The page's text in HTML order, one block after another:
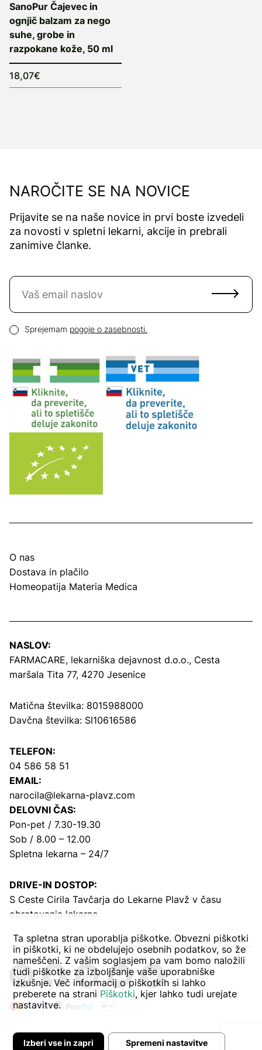
SanoPur Čajevec in
ognjič balzam za nego
suhe, grobe in
razpokane kože, 50 ml
18,07€
NAROČITE SE NA NOVICE
Prijavite se na naše novice in prvi boste izvedeli
za novosti v spletni lekarni, akcije in prebrali
zanimive članke.
Naročite se na novice
Pogoji zasebnosti
Sprejemam pogoje o zasebnosti.
O nas
Dostava in plačilo
Homeopatija Materia Medica
NASLOV:
FARMACARE, lekarniška dejavnost d.o.o., Cesta
maršala Tita 77, 4270 Jesenice
Matična številka: 8015988000
Davčna številka: SI10616586
TELEFON:
04 586 58 51
EMAIL:
narocila@lekarna-plavz.com
DELOVNI ČAS:
Pon-pet / 7.30-19.30
Sob / 8.00 – 12.00
Spletna lekarna – 24/7
DRIVE-IN DOSTOP:
S Ceste Cirila Tavčarja do Lekarne Plavž v času
obratovanja lekarne
Ta spletna stran uporablja piškotke. Obvezni piškotki
in piškotki, ki ne obdelujejo osebnih podatkov, so že
nameščeni. Z vašim soglasjem pa vam bomo naložili
tudi piškotke za izboljšanje vaše uporabniške
izkušnje. Več informacij o piškotkih si lahko
preberete na strani Piškotki, kjer lahko tudi urejate
nastavitve.
Spremeni nastavitve
Izberi vse in zapri